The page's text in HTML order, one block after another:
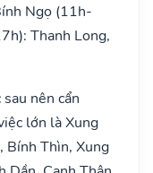
Ngọ (11h-
Thanh Long,
nên cẩn
lớn là Xung
Bính Thìn, Xung